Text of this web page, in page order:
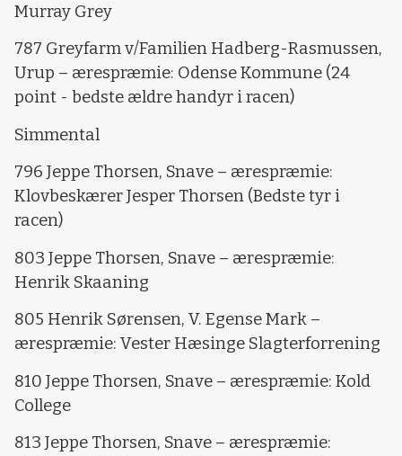
Murray Grey
787 Greyfarm v/Familien Hadberg-Rasmussen,
Urup – ærespræmie: Odense Kommune (24
point - bedste ældre handyr i racen)
Simmental
796 Jeppe Thorsen, Snave – ærespræmie:
Klovbeskærer Jesper Thorsen (Bedste tyr i
racen)
803 Jeppe Thorsen, Snave – ærespræmie:
Henrik Skaaning
805 Henrik Sørensen, V. Egense Mark –
ærespræmie: Vester Hæsinge Slagterforrening
810 Jeppe Thorsen, Snave – ærespræmie: Kold
College
813 Jeppe Thorsen, Snave – ærespræmie: